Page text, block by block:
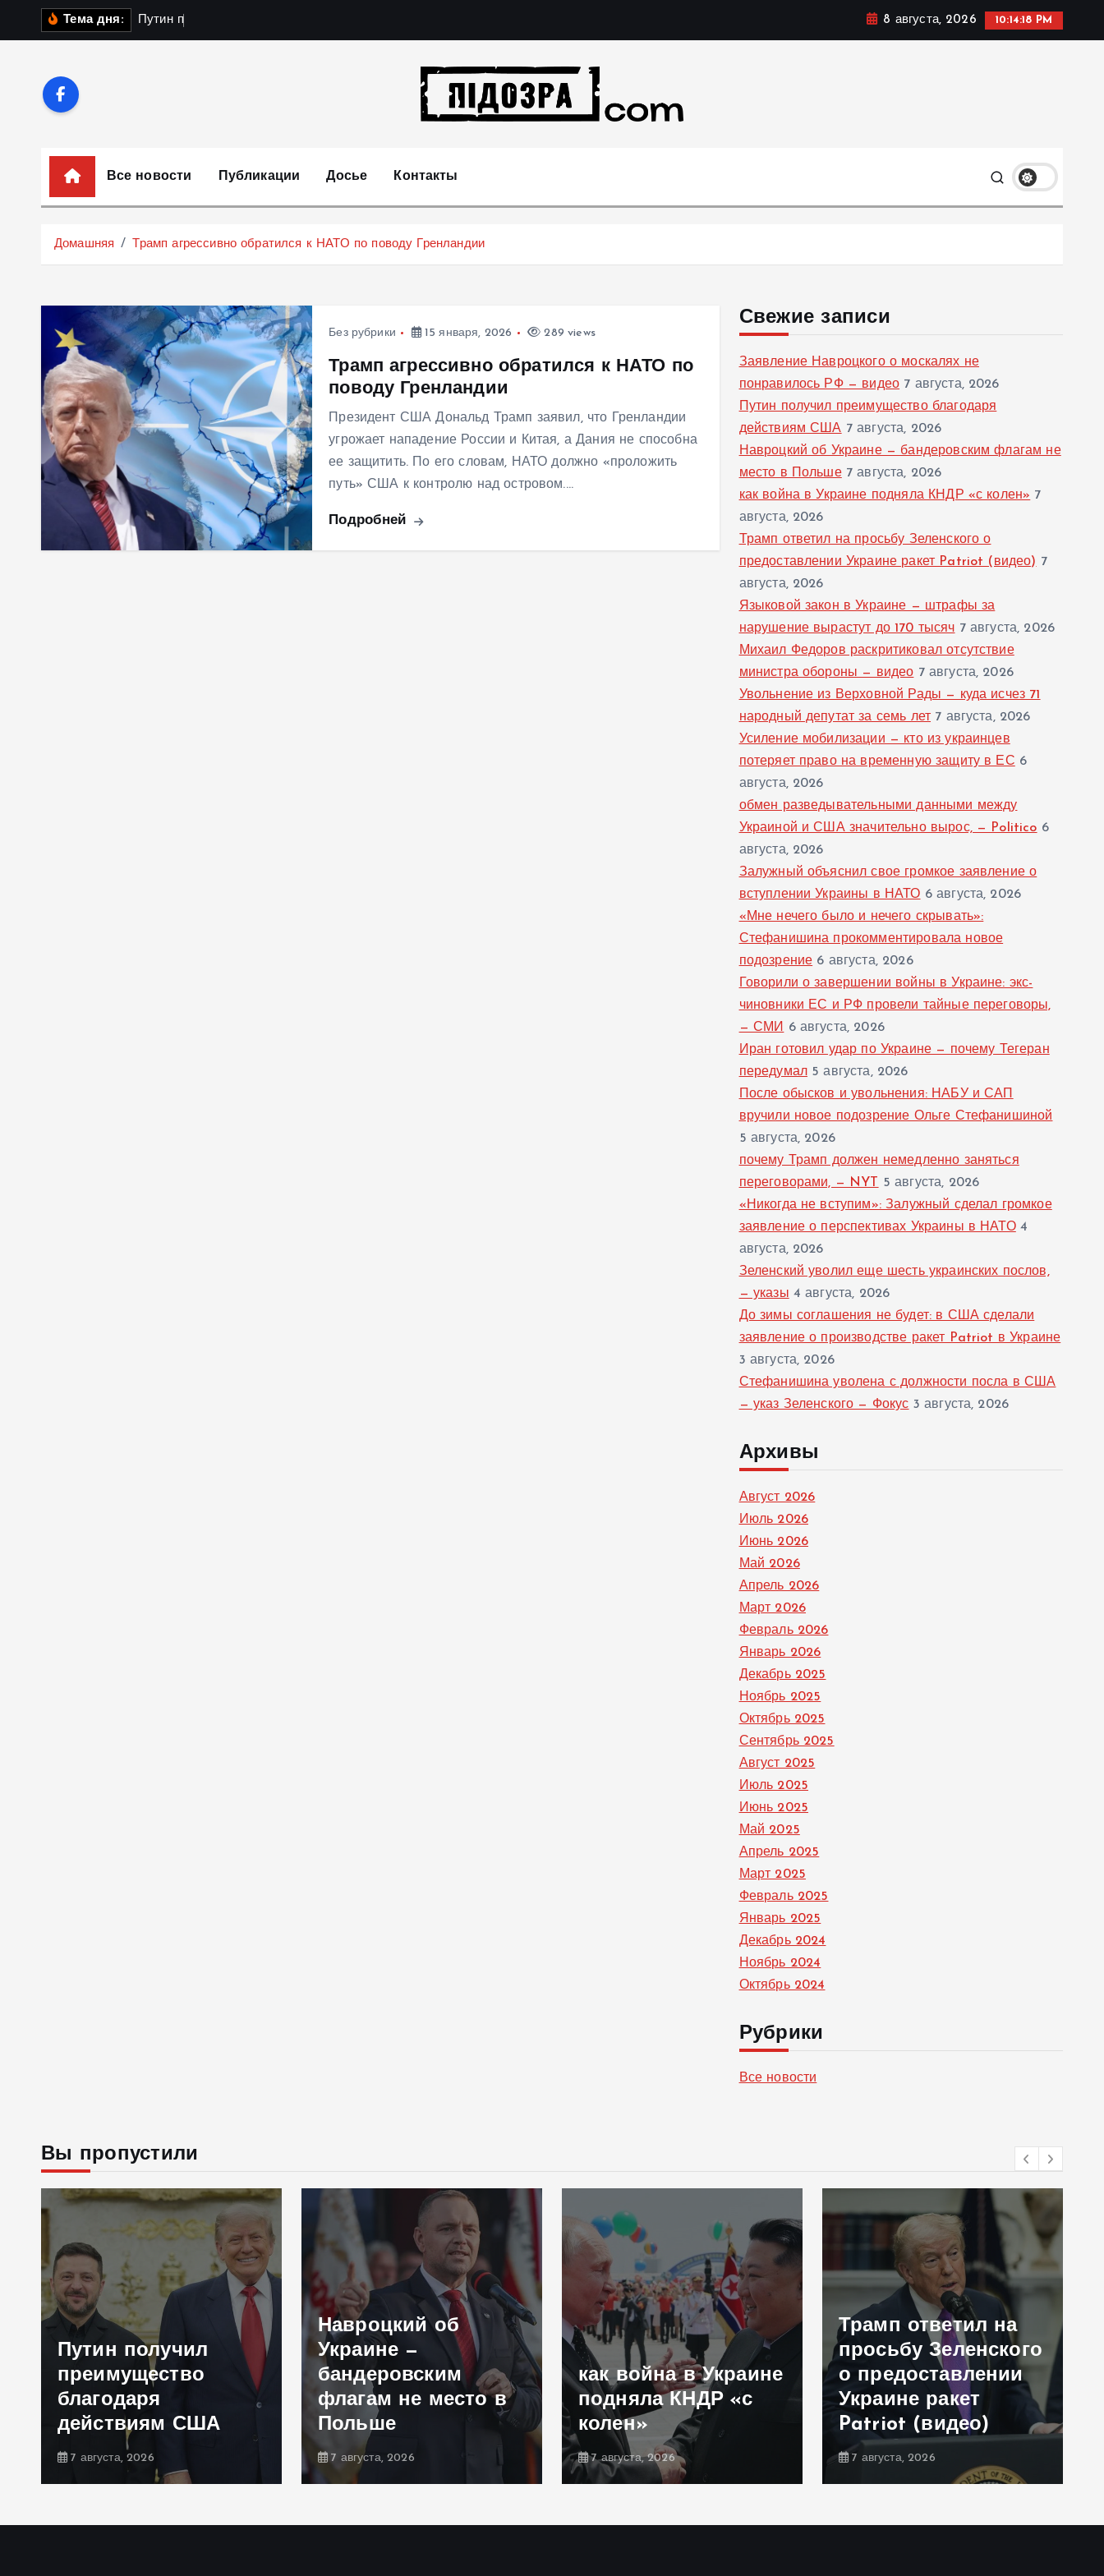
Тема дня: Путин п 8 августа, 2026 10:14:19 PM
Все новости
Публикации Досье Контакты
Домашняя Трамп агрессивно обратился к НАТО по поводу Гренландии
Без рубрики 15 января, 2026 289 views
Трамп агрессивно обратился к НАТО по
поводу Гренландии
Президент США Дональд Трамп заявил, что Гренландии
угрожает нападение России и Китая, а Дания не способна
ее защитить. По его словам, НАТО должно «проложить
путь» США к контролю над островом.…
Подробней
Свежие записи
Заявление Навроцкого о москалях не
понравилось РФ — видео 7 августа, 2026
Путин получил преимущество благодаря
действиям США 7 августа, 2026
Навроцкий об Украине — бандеровским флагам не
место в Польше 7 августа, 2026
как война в Украине подняла КНДР «с колен» 7
августа, 2026
Трамп ответил на просьбу Зеленского о
предоставлении Украине ракет Patriot (видео) 7
августа, 2026
Языковой закон в Украине — штрафы за
нарушение вырастут до 170 тысяч 7 августа, 2026
Михаил Федоров раскритиковал отсутствие
министра обороны — видео 7 августа, 2026
Увольнение из Верховной Рады — куда исчез 71
народный депутат за семь лет 7 августа, 2026
Усиление мобилизации — кто из украинцев
потеряет право на временную защиту в ЕС 6
августа, 2026
обмен разведывательными данными между
Украиной и США значительно вырос, — Politico 6
августа, 2026
Залужный объяснил свое громкое заявление о
вступлении Украины в НАТО 6 августа, 2026
«Мне нечего было и нечего скрывать»:
Стефанишина прокомментировала новое
подозрение 6 августа, 2026
Говорили о завершении войны в Украине: экс-
чиновники ЕС и РФ провели тайные переговоры,
— СМИ 6 августа, 2026
Иран готовил удар по Украине — почему Тегеран
передумал 5 августа, 2026
После обысков и увольнения: НАБУ и САП
вручили новое подозрение Ольге Стефанишиной
5 августа, 2026
почему Трамп должен немедленно заняться
переговорами, — NYT
5 августа, 2026
«Никогда не вступим»: Залужный сделал громкое
заявление о перспективах Украины в НАТО 4
августа, 2026
Зеленский уволил еще шесть украинских послов,
— указы 4 августа, 2026
До зимы соглашения не будет: в США сделали
заявление о производстве ракет Patriot в Украине
3 августа, 2026
Стефанишина уволена с должности посла в США
— указ Зеленского — Фокус 3 августа, 2026
Архивы
Август 2026
Июль 2026
Июнь 2026
Май 2026
Апрель 2026
Март 2026
Февраль 2026
Январь 2026
Декабрь 2025
Ноябрь 2025
Октябрь 2025
Сентябрь 2025
Август 2025
Июль 2025
Июнь 2025
Май 2025
Апрель 2025
Март 2025
Февраль 2025
Январь 2025
Декабрь 2024
Ноябрь 2024
Октябрь 2024
Рубрики
Все новости
Вы пропустили
Путин получил
преимущество
благодаря
действиям США
7 августа, 2026
Навроцкий об
Украине —
бандеровским
флагам не место в
Польше
7 августа, 2026
как война в Украине
подняла КНДР «с
колен»
7 августа, 2026
Трамп ответил на
просьбу Зеленского
о предоставлении
Украине ракет
Patriot (видео)
7 августа, 2026